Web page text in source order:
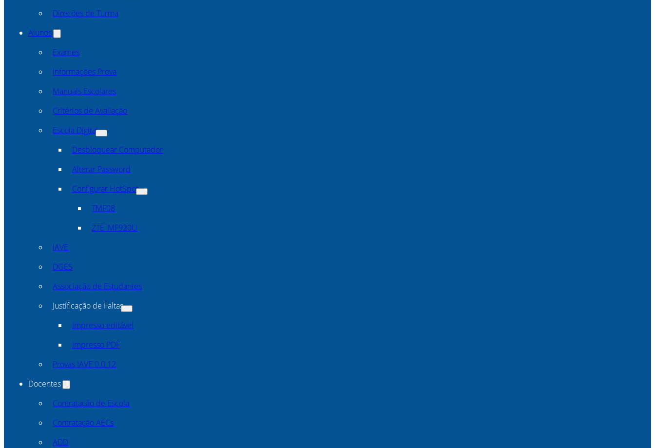
Direcões de Turma
Alunos
Exames
Informações Prova
Manuais Escolares
Critérios de Avaliação
Escola Digital
Desbloquear Computador
Alterar Password
Configurar HotSpot
TMF08
ZTE_MF920U
IAVE
DGES
Associação de Estudantes
Justificação de Faltas
Impresso editável
Impresso PDF
Provas IAVE 0.0.12
Docentes
Contratação de Escola
Contratação AECs
ADD